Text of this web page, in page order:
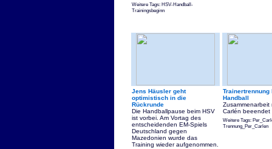
Weitere Tags: HSV-Handball-
Trainingsbeginn
Jens Häusler geht
optimistisch in die
Rückrunde
Die Handballpause beim HSV
ist vorbei. Am Vortag des
entscheidenden EM-Spiels
Deutschland gegen
Mazedonien wurde das
Training wieder aufgenommen.
Trainertrennung
Handball
Zusammenarbeit
Carlén beeendet
Weitere Tags:
Trennung_Per_Carlen